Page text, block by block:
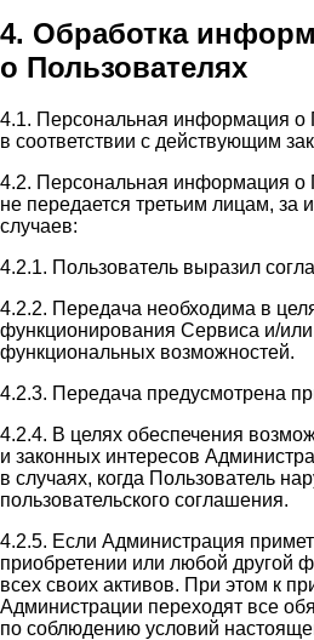
4. Обработка
о Пользователях
4.1. Персональная информация о
в соответствии с действующим
4.2. Персональная информация о
не передается третьим лицам,
случаев:
4.2.1. Пользователь выразил
4.2.2. Передача необходима в
функционирования Сервиса и/или
функциональных возможностей.
4.2.3. Передача предусмотрена
4.2.4. В целях обеспечения
и законных интересов
в случаях, когда Пользователь
пользовательского соглашения.
4.2.5. Если Администрация
приобретении или любой другой
всех своих активов. При этом к
Администрации переходят все
по соблюдению условий